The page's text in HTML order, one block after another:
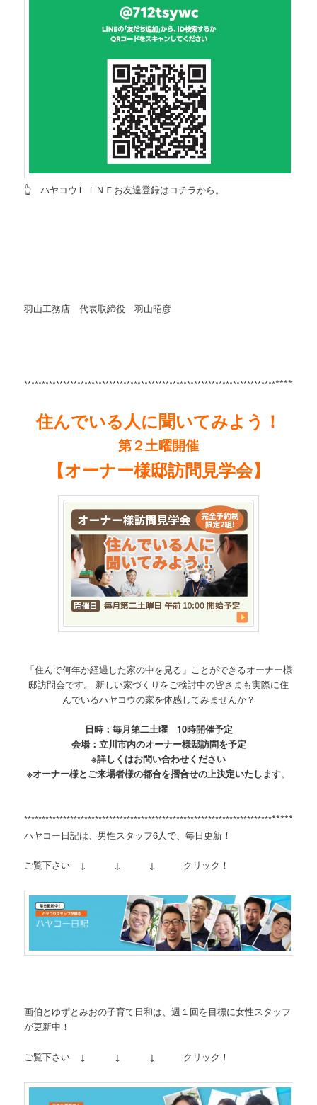
👆 ハヤコウＬＩＮＥお友達登録はコチラから。
羽山工務店 代表取締役 羽山昭彦
***********************************************************************
住んでいる人に聞いてみよう！
第２土曜開催
【オーナー様邸訪問見学会】
「住んで何年か経過した家の中を見る」ことができるオーナー様
邸訪問会です。 新しい家づくりをご検討中の皆さまも実際に住
んでいるハヤコウの家を体感してみませんか？
日時：毎月第二土曜 10時開催予定
会場：立川市内のオーナー様邸訪問を予定
※詳しくはお問い合わせください
※オーナー様とご来場者様の都合を摺合せの上決定いたします。
**********************************************************************
ハヤコー日記は、男性スタッフ6人で、毎日更新！
ご覧下さい ↓ ↓ ↓ クリック！
画伯とゆずとみおの子育て日和は、週１回を目標に女性スタッフ
が更新中！
ご覧下さい ↓ ↓ ↓ クリック！